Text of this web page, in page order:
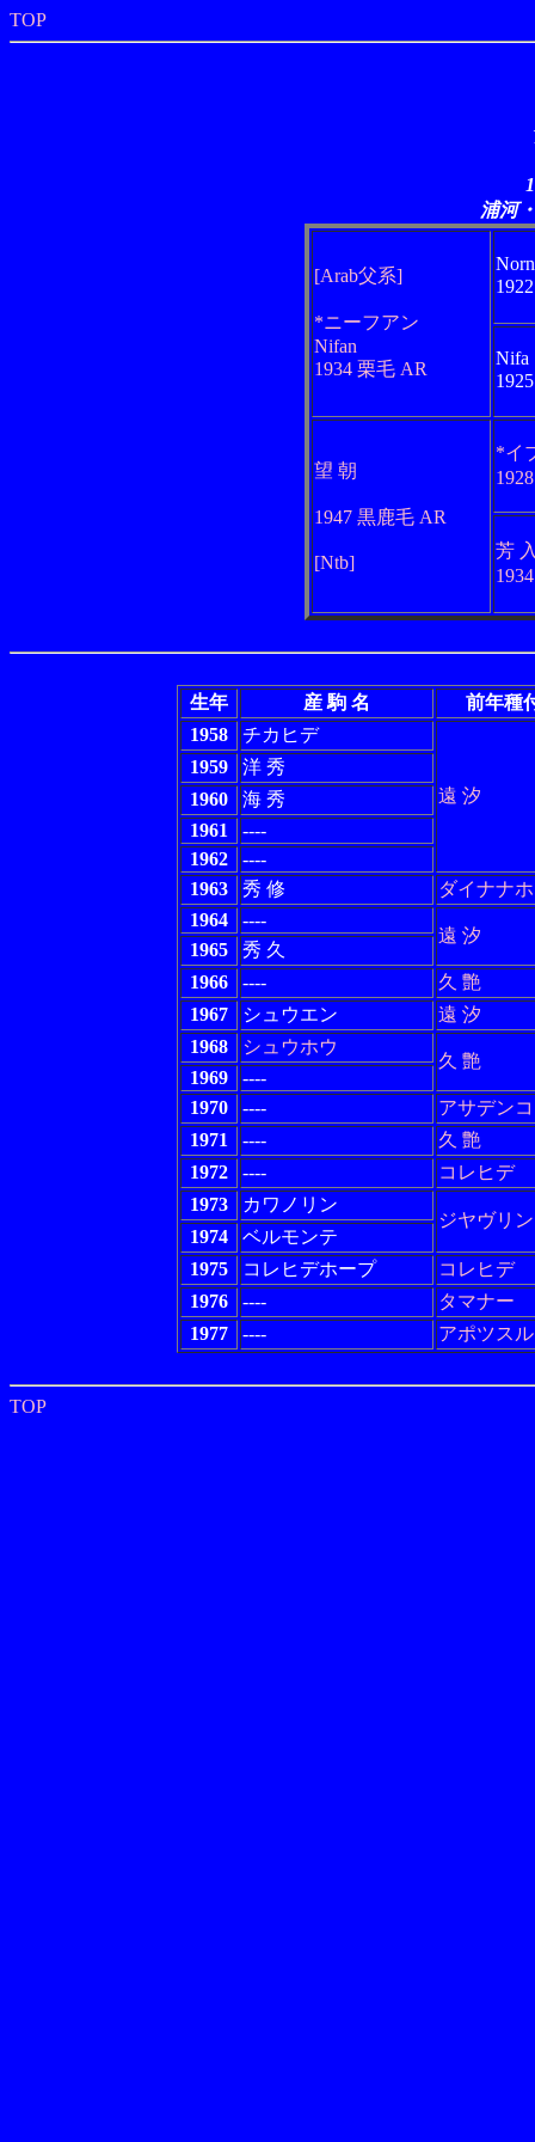
TOP
浦河
[Arab父系]
*ニーフアン
Nifan
1934 栗毛 AR
Nifa
望 朝
1947 黒鹿毛 AR
[Ntb]
*イ
芳
生年 産 駒 名
前年種
1958
チカヒデ
遠 汐
1959
洋 秀
1960
海 秀
1961
----
1962
----
1963
秀 修
ダイナナ
1964
----
遠 汐
1965
秀 久
1966
----
久 艶
1967
シュウエン
遠 汐
1968
シュウホウ
久 艶
1969
----
1970
----
アサデン
1971
----
久 艶
1972
----
コレヒデ
1973
カワノリン
ジヤヴリン
1974
ベルモンテ
1975
コレヒデホープ
コレヒデ
1976
----
タマナー
1977
---- アポツスル
TOP